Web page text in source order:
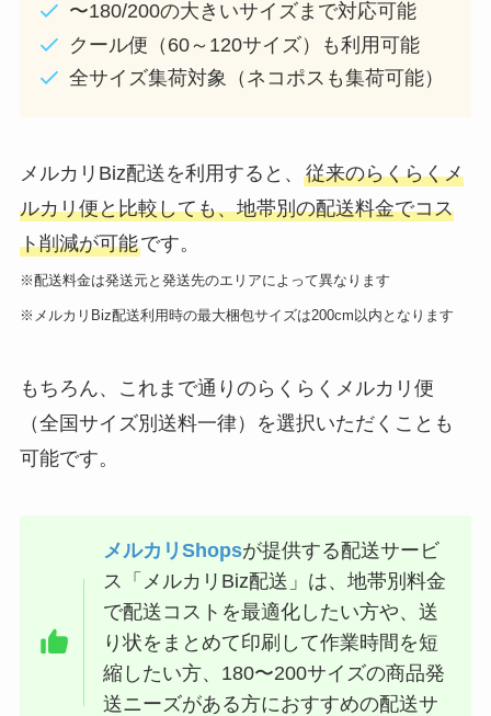
〜180/200の大きいサイズまで対応可能
クール便（60～120サイズ）も利用可能
全サイズ集荷対象（ネコポスも集荷可能）
メルカリBiz配送を利用すると、 従来のらくらくメ
ルカリ便と比較しても、地帯別の配送料金でコス
ト削減が可能です。
※配送料金は発送元と発送先のエリアによって異なります
※メルカリBiz配送利用時の最大梱包サイズは200cm以内となります
もちろん、これまで通りのらくらくメルカリ便
（全国サイズ別送料一律）を選択いただくことも
可能です。
メルカリShopsが提供する配送サービ
ス「メルカリBiz配送」は、地帯別料金
で配送コストを最適化したい方や、送
り状をまとめて印刷して作業時間を短
縮したい方、180〜200サイズの商品発
送ニーズがある方におすすめの配送サ